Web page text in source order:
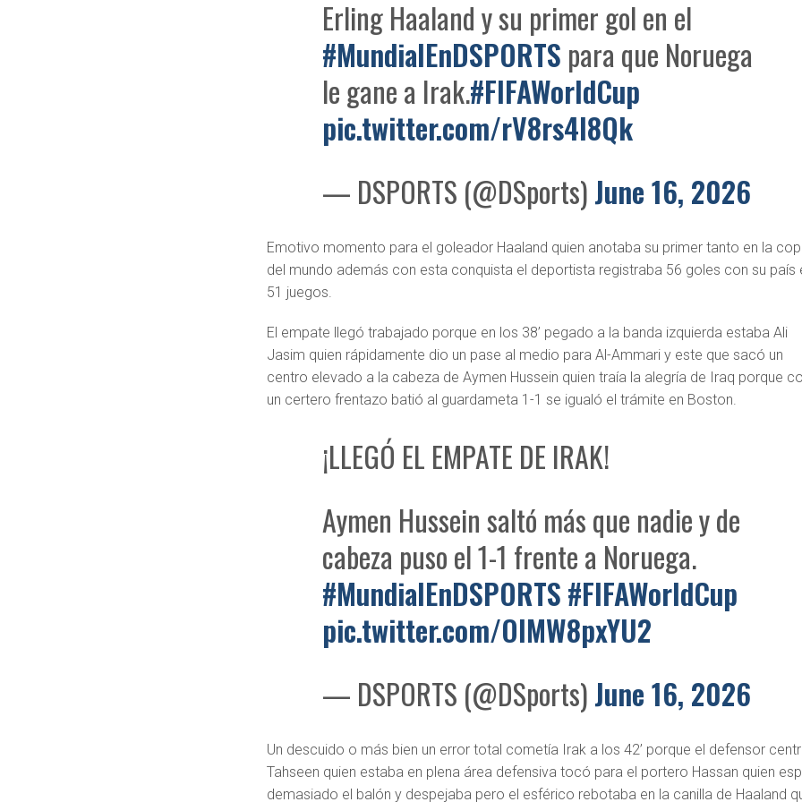
Erling Haaland y su primer gol en el
#MundialEnDSPORTS para que Noruega
le gane a Irak.#FIFAWorldCup
pic.twitter.com/rV8rs4l8Qk
— DSPORTS (@DSports)June 16, 2026
Emotivo momento para el goleador Haaland quien anotaba su primer tanto en la
del mundo además con esta conquista el deportista registraba 56 goles con su país
51 juegos.
El empate llegó trabajado porque en los 38’ pegado a la banda izquierda estaba Ali
Jasim quien rápidamente dio un pase al medio para Al-Ammari y este que sacó un
centro elevado a la cabeza de Aymen Hussein quien traía la alegría de Iraq porque
un certero frentazo batió al guardameta 1-1 se igualó el trámite en Boston.
¡LLEGÓ EL EMPATE DE IRAK!
Aymen Hussein saltó más que nadie y de
cabeza puso el 1-1 frente a Noruega.
#MundialEnDSPORTS#FIFAWorldCup
pic.twitter.com/OlMW8pxYU2
— DSPORTS (@DSports)June 16, 2026
Un descuido o más bien un error total cometía Irak a los 42’ porque el defensor
Tahseen quien estaba en plena área defensiva tocó para el portero Hassan quien
demasiado el balón y despejaba pero el esférico rebotaba en la canilla de Haaland